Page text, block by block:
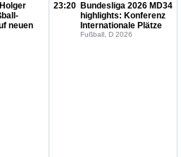
neuen
23:20 Bundesliga 2026 MD34
highlights: Konferenz
Internationale Plätze
Fußball, D 2026